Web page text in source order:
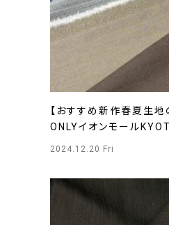
【おすすめ新作春夏生地
ONLYイオンモール
2024.12.20 Fri